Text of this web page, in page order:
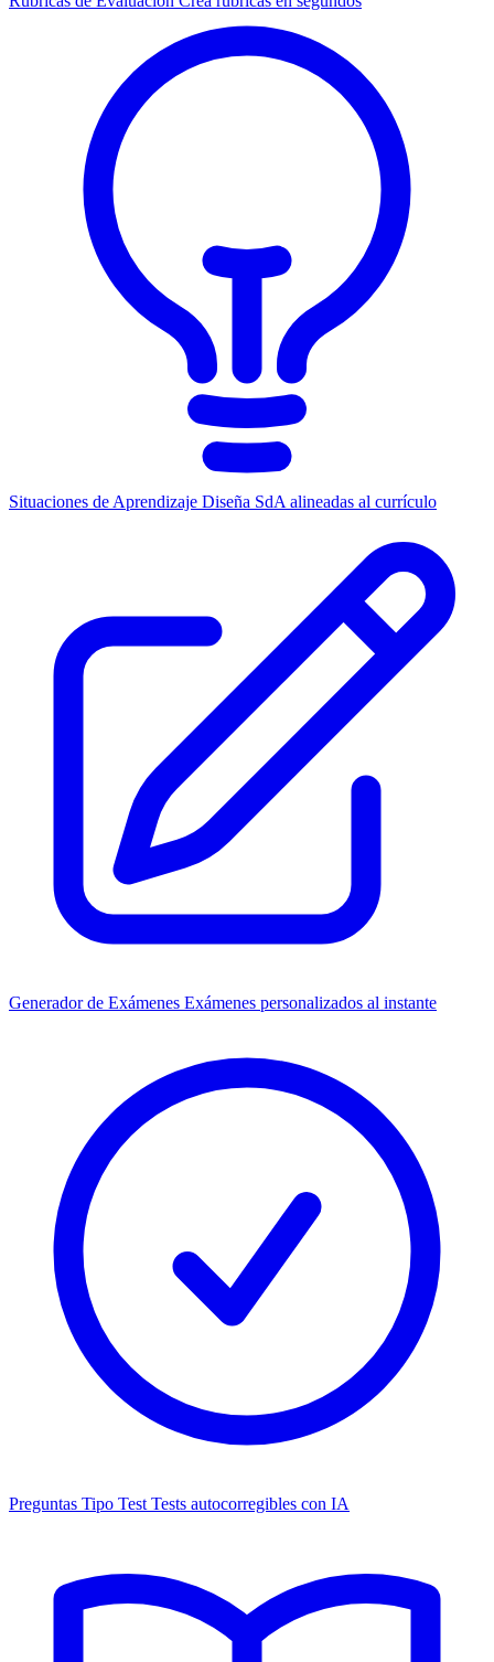
Situaciones de Aprendizaje Diseña SdA alineadas al currículo
Generador de Exámenes Exámenes personalizados al instante
Preguntas Tipo Test Tests autocorregibles con IA